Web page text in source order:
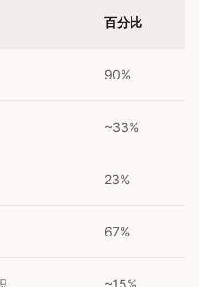
百分比
90%
~33%
23%
67%
~15%